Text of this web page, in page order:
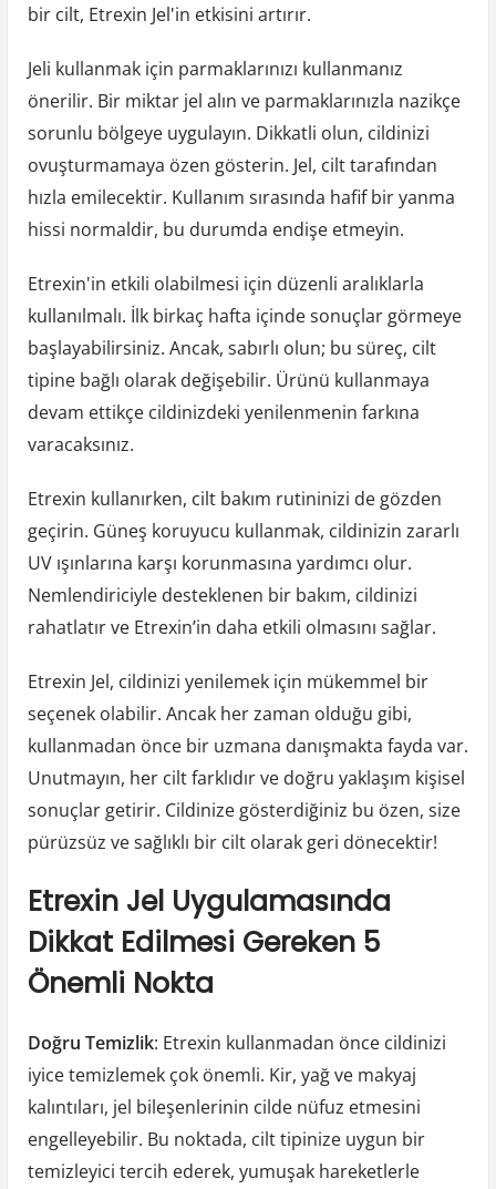
bir cilt, Etrexin Jel'in etkisini artırır.
Jeli kullanmak için parmaklarınızı kullanmanız
önerilir. Bir miktar jel alın ve parmaklarınızla nazikçe
sorunlu bölgeye uygulayın. Dikkatli olun, cildinizi
ovuşturmamaya özen gösterin. Jel, cilt tarafından
hızla emilecektir. Kullanım sırasında hafif bir yanma
hissi normaldir, bu durumda endişe etmeyin.
Etrexin'in etkili olabilmesi için düzenli aralıklarla
kullanılmalı. İlk birkaç hafta içinde sonuçlar görmeye
başlayabilirsiniz. Ancak, sabırlı olun; bu süreç, cilt
tipine bağlı olarak değişebilir. Ürünü kullanmaya
devam ettikçe cildinizdeki yenilenmenin farkına
varacaksınız.
Etrexin kullanırken, cilt bakım rutininizi de gözden
geçirin. Güneş koruyucu kullanmak, cildinizin zararlı
UV ışınlarına karşı korunmasına yardımcı olur.
Nemlendiriciyle desteklenen bir bakım, cildinizi
rahatlatır ve Etrexin’in daha etkili olmasını sağlar.
Etrexin Jel, cildinizi yenilemek için mükemmel bir
seçenek olabilir. Ancak her zaman olduğu gibi,
kullanmadan önce bir uzmana danışmakta fayda var.
Unutmayın, her cilt farklıdır ve doğru yaklaşım kişisel
sonuçlar getirir. Cildinize gösterdiğiniz bu özen, size
pürüzsüz ve sağlıklı bir cilt olarak geri dönecektir!
Etrexin Jel Uygulamasında
Dikkat Edilmesi Gereken 5
Önemli Nokta
Doğru Temizlik: Etrexin kullanmadan önce cildinizi
iyice temizlemek çok önemli. Kir, yağ ve makyaj
kalıntıları, jel bileşenlerinin cilde nüfuz etmesini
engelleyebilir. Bu noktada, cilt tipinize uygun bir
temizleyici tercih ederek, yumuşak hareketlerle